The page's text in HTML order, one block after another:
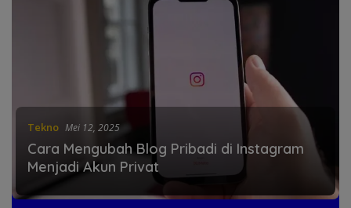
Tekno Mei 12, 2025
Cara Mengubah Blog Pribadi di Instagram
Menjadi Akun Privat